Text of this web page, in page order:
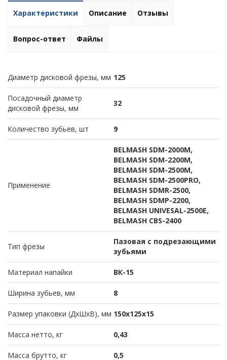
Характеристики Описание Отзывы
Вопрос-ответ Файлы
Диаметр дисковой фрезы, мм 125
Посадочный диаметр
дисковой фрезы, мм
32
Количество зубьев, шт 9
Применение
BELMASH SDM-2000M,
BELMASH SDM-2200M,
BELMASH SDM-2500M,
BELMASH SDM-2500PRO,
BELMASH SDMR-2500,
BELMASH SDMP-2200,
BELMASH UNIVESAL-2500E,
BELMASH CBS-2400
Тип фрезы
Пазовая с подрезающими
зубьями
Материал напайки ВК-15
Ширина зубьев, мм 8
Размер упаковки (ДхШхВ), мм 150х125х15
Масса нетто, кг 0,43
Масса брутто, кг 0,5